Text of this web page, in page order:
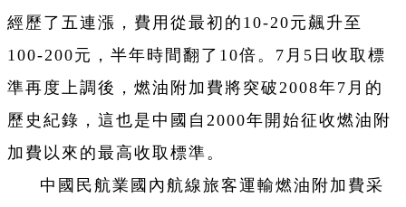
經歷了五連漲，費用從最初的10-20元飆升至
100-200元，半年時間翻了10倍。 7月5日收取標
準再度上調後，燃油附加費將突破2008年7月的
歷史紀錄，這也是中國自2000年開始征收燃油附
加費以來的最高收取標準。
中國民航業國內航線旅客運輸燃油附加費采